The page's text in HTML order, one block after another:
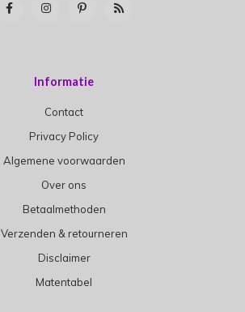
Informatie
Contact
Privacy Policy
Algemene voorwaarden
Over ons
Betaalmethoden
Verzenden & retourneren
Disclaimer
Matentabel